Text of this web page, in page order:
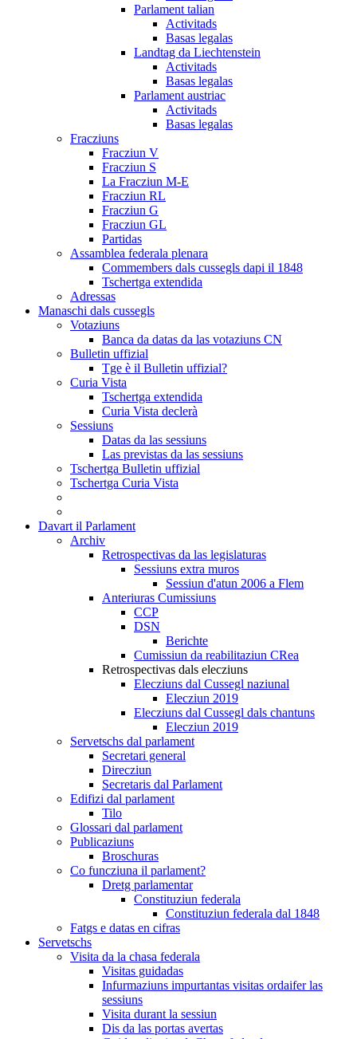
Parlament talian
Activitads
Basas legalas
Landtag da Liechtenstein
Activitads
Basas legalas
Parlament austriac
Activitads
Basas legalas
Fracziuns
Fracziun V
Fracziun S
La Fracziun M-E
Fracziun RL
Fracziun G
Fracziun GL
Partidas
Assamblea federala plenara
Commembers dals cussegls dapi il 1848
Tschertga extendida
Adressas
Manaschi dals cussegls
Votaziuns
Banca da datas da las votaziuns CN
Bulletin uffizial
Tge è il Bulletin uffizial?
Curia Vista
Tschertga extendida
Curia Vista declerà
Sessiuns
Datas da las sessiuns
Las previstas da las sessiuns
Tschertga Bulletin uffizial
Tschertga Curia Vista
Davart il Parlament
Archiv
Retrospectivas da las legislaturas
Sessiuns extra muros
Sessiun d'atun 2006 a Flem
Anteriuras Cumissiuns
CCP
DSN
Berichte
Cumissiun da reabilitaziun CRea
Retrospectivas dals elecziuns
Elecziuns dal Cussegl naziunal
Elecziun 2019
Elecziuns dal Cussegl dals chantuns
Elecziun 2019
Servetschs dal parlament
Secretari general
Direcziun
Secretaris dal Parlament
Edifizi dal parlament
Tilo
Glossari dal parlament
Publicaziuns
Broschuras
Co funcziuna il parlament?
Dretg parlamentar
Constituziun federala
Constituziun federala dal 1848
Fatgs e datas en cifras
Servetschs
Visita da la chasa federala
Visitas guidadas
Infurmaziuns impurtantas visitas ordaifer las
sessiuns
Visita durant la sessiun
Dis da las portas avertas